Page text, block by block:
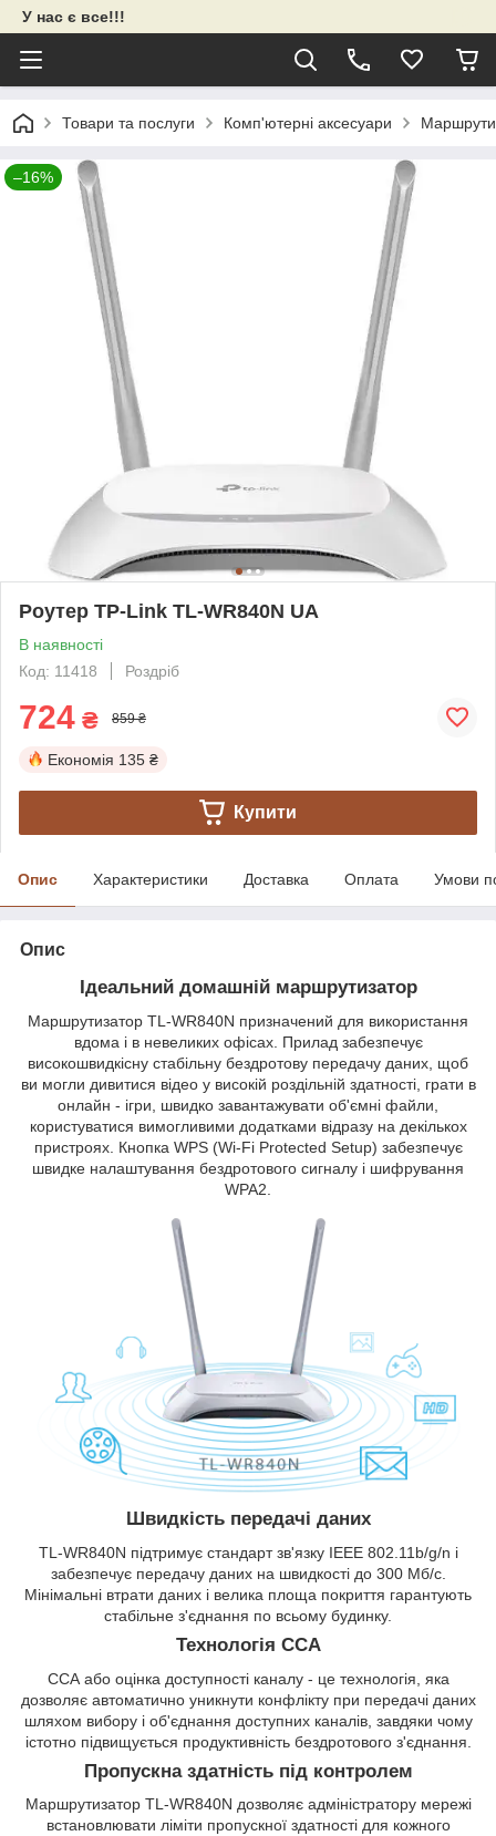
У нас є все!!!
Товари та послуги Комп'ютерні аксесуари
–16%
Роутер TP-Link TL-WR840N UA
В наявності
Код: 11418
Роздріб
724 ₴ 859 ₴
Економія 135 ₴
Купити
Опис Характеристики Доставка Оплата Умови
Опис
Ідеальний домашній маршрутизатор
Маршрутизатор TL-WR840N призначений для використання
вдома і в невеликих офісах. Прилад забезпечує
високошвидкісну стабільну бездротову передачу даних, щоб
ви могли дивитися відео у високій роздільній здатності, грати в
онлайн - ігри, швидко завантажувати об'ємні файли,
користуватися вимогливими додатками відразу на декількох
пристроях. Кнопка WPS (Wi-Fi Protected Setup) забезпечує
швидке налаштування бездротового сигналу і шифрування
WPA2.
Швидкість передачі даних
TL-WR840N підтримує стандарт зв'язку IEEE 802.11b/g/n і
забезпечує передачу даних на швидкості до 300 Мб/с.
Мінімальні втрати даних і велика площа покриття гарантують
стабільне з'єднання по всьому будинку.
Технологія ССА
ССА або оцінка доступності каналу - це технологія, яка
дозволяє автоматично уникнути конфлікту при передачі даних
шляхом вибору і об'єднання доступних каналів, завдяки чому
істотно підвищується продуктивність бездротового з'єднання.
Пропускна здатність під контролем
Маршрутизатор TL-WR840N дозволяє адміністратору мережі
встановлювати ліміти пропускної здатності для кожного